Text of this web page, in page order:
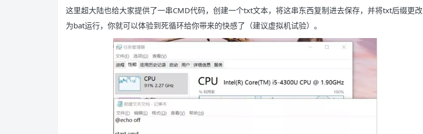
这里超大陆也给大家提供了一串CMD代码，创建一个txt文本，将这串东西复制进去保存，并将txt后缀更改
为bat运行，你就可以体验到死循环给你带来的快感了（建议虚拟机试验）。